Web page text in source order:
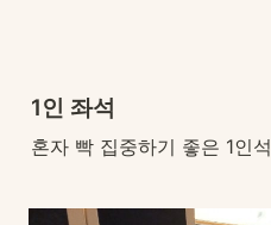
1인 좌석
혼자 빡 집중하기 좋은 1인석